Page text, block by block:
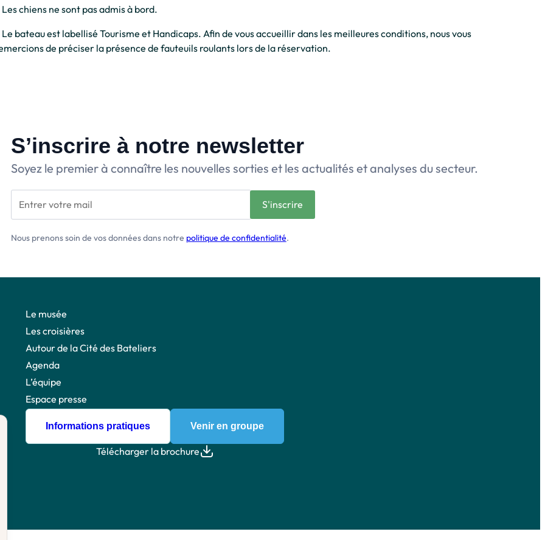
Les chiens ne sont pas admis à bord.
Le bateau est labellisé Tourisme et Handicaps. Afin de vous accueillir dans les meilleures conditions, nous vous
de préciser la présence de fauteuils roulants lors de la réservation.
S’inscrire à notre newsletter
Soyez le premier à connaître les nouvelles sorties et les actualités et analyses du secteur.
Nous prenons soin de vos données dans notre politique de confidentialité.
Le musée
Les croisières
Autour de la Cité des Bateliers
Agenda
L’équipe
Espace presse
Informations pratiques Venir en groupe
Télécharger la brochure